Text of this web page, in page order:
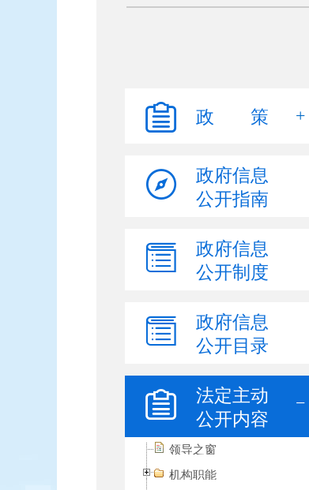
政 策
政府信息
公开指南
政府信息
公开制度
政府信息
公开目录
法定主动
公开内容
领导之窗
机构职能